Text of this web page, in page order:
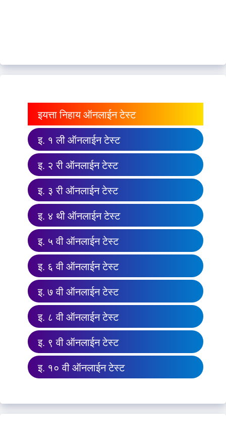
इयत्ता निहाय ऑनलाईन टेस्ट
इ. १ ली ऑनलाईन टेस्ट
इ. २ री ऑनलाईन टेस्ट
इ. ३ री ऑनलाईन टेस्ट
इ. ४ थी ऑनलाईन टेस्ट
इ. ५ वी ऑनलाईन टेस्ट
इ. ६ वी ऑनलाईन टेस्ट
इ. ७ वी ऑनलाईन टेस्ट
इ. ८ वी ऑनलाईन टेस्ट
इ. ९ वी ऑनलाईन टेस्ट
इ. १० वी ऑनलाईन टेस्ट